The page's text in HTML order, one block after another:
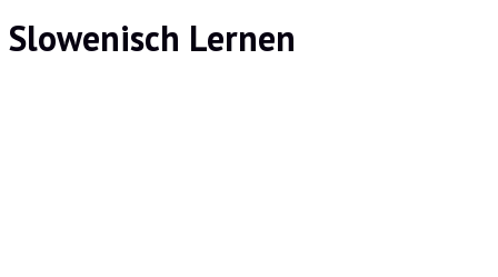
Slowenisch Lernen